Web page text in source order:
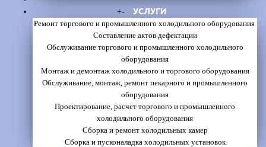
+- УСЛУГИ
Ремонт торгового и промышленного холодильного оборудования
Составление актов дефектации
Обслуживание торгового и промышленного холодильного
оборудования
Монтаж и демонтаж холодильного и торгового оборудования
Обслуживание, монтаж, ремонт пекарного и промышленного
оборудования
Проектирование, расчет торгового и промышленного
холодильного оборудования
Сборка и ремонт холодильных камер
Сборка и пусконаладка холодильных установок